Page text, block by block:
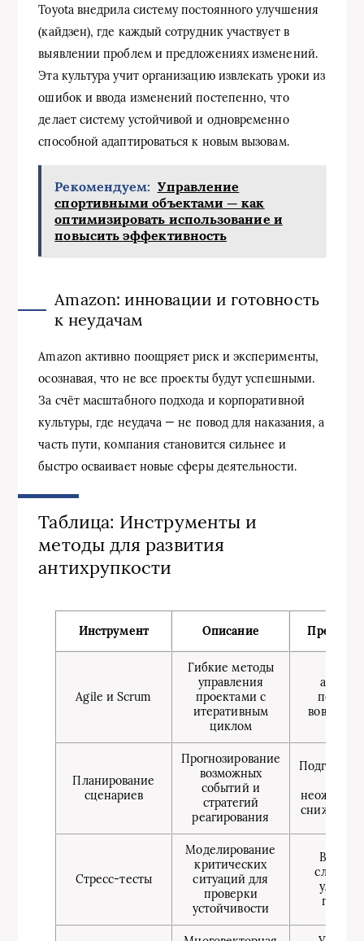
Toyota внедрила систему постоянного улучшения
(кайдзен), где каждый сотрудник участвует в
выявлении проблем и предложениях изменений.
Эта культура учит организацию извлекать уроки из
ошибок и ввода изменений постепенно, что
делает систему устойчивой и одновременно
способной адаптироваться к новым вызовам.
Рекомендуем: Управление
спортивными объектами — как
оптимизировать использование и
повысить эффективность
Amazon: инновации и готовность
к неудачам
Amazon активно поощряет риск и эксперименты,
осознавая, что не все проекты будут успешными.
За счёт масштабного подхода и корпоративной
культуры, где неудача — не повод для наказания, а
часть пути, компания становится сильнее и
быстро осваивает новые сферы деятельности.
Таблица: Инструменты и
методы для развития
антихрупкости
Инструмент Описание
Agile и Scrum
Гибкие методы
управления
проектами с
итеративным
циклом
Планирование
сценариев
Прогнозирование
возможных
событий и
стратегий
реагирования
снижение
Стресс-тесты
Моделирование
критических
ситуаций для
проверки
устойчивости
слабых